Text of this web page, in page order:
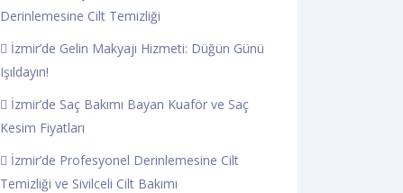
Derinlemesine Cilt Temizliği
İzmir’de Gelin Makyajı Hizmeti: Düğün Günü
Işıldayın!
İzmir’de Saç Bakımı Bayan Kuaför ve Saç
Kesim Fiyatları
İzmir’de Profesyonel Derinlemesine Cilt
Temizliği ve Sivilceli Cilt Bakımı